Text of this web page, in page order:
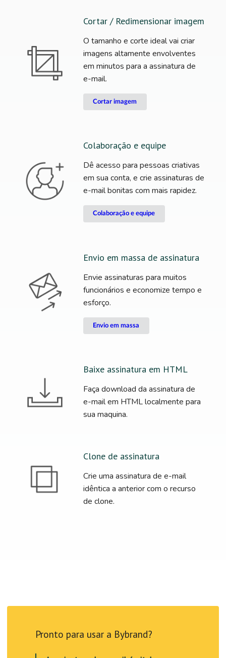
Cortar / Redimensionar imagem
O tamanho e corte ideal vai criar
imagens altamente envolventes
em minutos para a assinatura de
e-mail.
Cortar imagem
Colaboração e equipe
Dê acesso para pessoas criativas
em sua conta, e crie assinaturas de
e-mail bonitas com mais rapidez.
Colaboração e equipe
Envio em massa de assinatura
Envie assinaturas para muitos
funcionários e economize tempo e
esforço.
Envio em massa
Baixe assinatura em HTML
Faça download da assinatura de
e-mail em HTML localmente para
sua maquina.
Clone de assinatura
Crie uma assinatura de e-mail
idêntica a anterior com o recurso
de clone.
Pronto para usar a Bybrand?